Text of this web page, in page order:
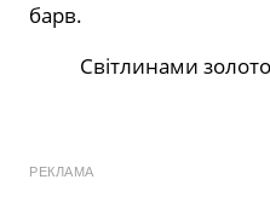
барв.
Світлинами
РЕКЛАМА